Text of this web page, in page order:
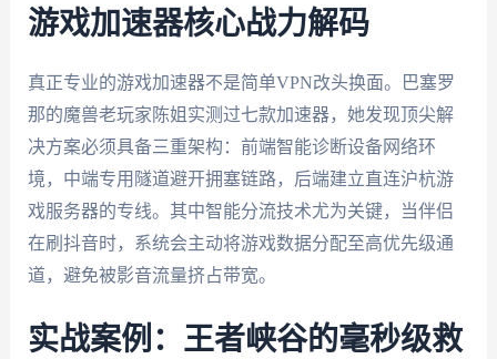
游戏加速器核心战力解码
真正专业的游戏加速器不是简单VPN改头换面。巴塞罗
那的魔兽老玩家陈姐实测过七款加速器，她发现顶尖解
决方案必须具备三重架构：前端智能诊断设备网络环
境，中端专用隧道避开拥塞链路，后端建立直连沪杭游
戏服务器的专线。其中智能分流技术尤为关键，当伴侣
在刷抖音时，系统会主动将游戏数据分配至高优先级通
道，避免被影音流量挤占带宽。
实战案例：王者峡谷的毫秒级救